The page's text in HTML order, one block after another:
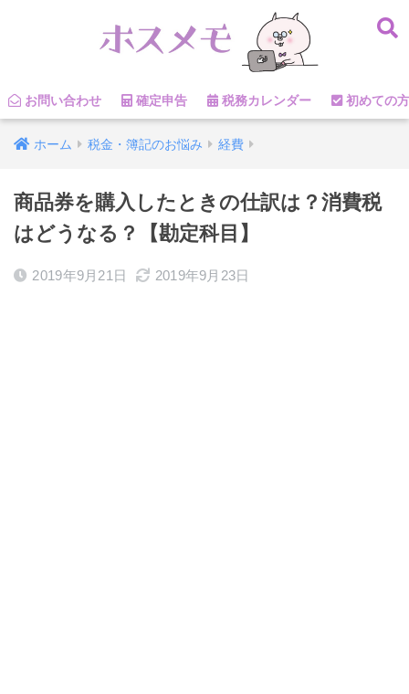
お問い合わせ 確定申告 税務カレンダー 初めての
ホーム 税金・簿記のお悩み 経費
商品券を購入したときの仕訳は？消費税
はどうなる？【勘定科目】
2019年9月21日 2019年9月23日